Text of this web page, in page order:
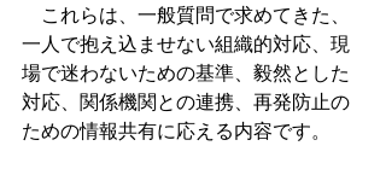
これらは、一般質問で求めてきた、
一人で抱え込ませない組織的対応、現
場で迷わないための基準、毅然とした
対応、関係機関との連携、再発防止の
ための情報共有に応える内容です。